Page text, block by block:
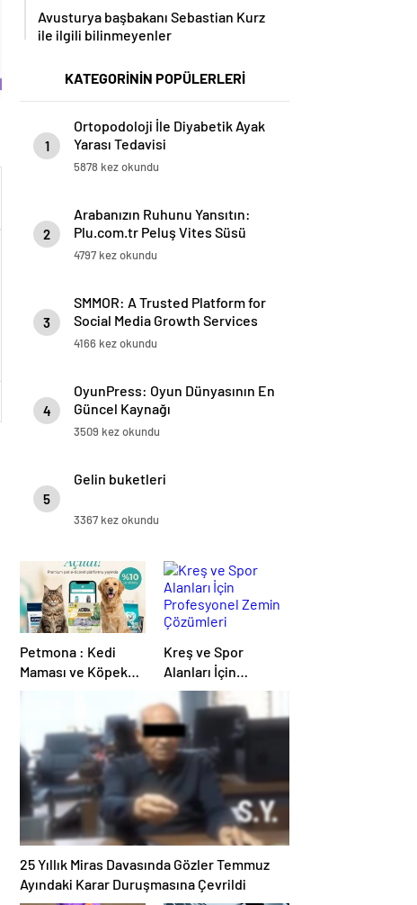
Avusturya başbakanı Sebastian Kurz
ile ilgili bilinmeyenler
KATEGORİNİN POPÜLERLERİ
1
Ortopodoloji İle Diyabetik Ayak
Yarası Tedavisi
5878 kez okundu
2
Arabanızın Ruhunu Yansıtın:
Plu.com.tr Peluş Vites Süsü
Modelleri
4797 kez okundu
3
SMMOR: A Trusted Platform for
Social Media Growth Services
4166 kez okundu
4
OyunPress: Oyun Dünyasının En
Güncel Kaynağı
3509 kez okundu
5
Gelin buketleri
3367 kez okundu
Petmona : Kedi
Maması ve Köpek
Maması İle Tüm
Ürünleri
Kreş ve Spor
Alanları İçin
Profesyonel Zemin
Çözümleri
25 Yıllık Miras Davasında Gözler Temmuz
Ayındaki Karar Duruşmasına Çevrildi